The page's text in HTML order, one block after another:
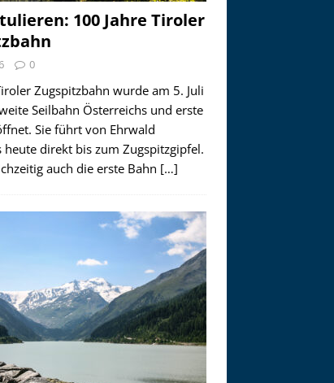
100 Jahre Tiroler
0
Zugspitzbahn wurde am 5. Juli
Seilbahn Österreichs und erste
Sie führt von Ehrwald
heute direkt bis zum Zugspitzgipfel.
auch die erste Bahn […]